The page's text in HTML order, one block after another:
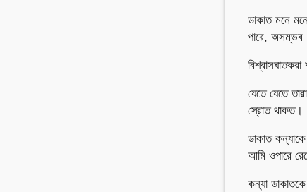
ডাকাত মনে
পারে,
যেতে যেতে
স্রোত থাকত।
ডাকাত
আমি ওপারে
কন্যা